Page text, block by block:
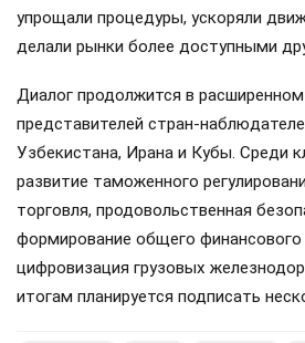
упрощали процедуры, ускоряли
делали рынки более доступными
Диалог продолжится в
представителей стран-
Узбекистана, Ирана и Кубы. Среди
развитие таможенного
торговля, продовольственная
формирование общего финансового
цифровизация грузовых
итогам планируется подписать